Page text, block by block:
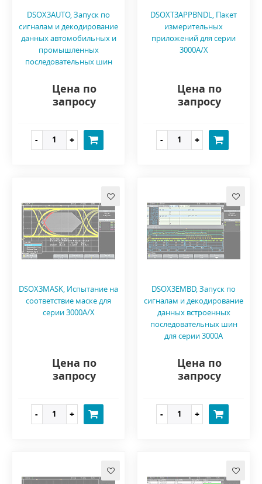
DSOX3AUTO, Запуск по
сигналам и декодирование
данных автомобильных и
промышленных
последовательных шин
Цена по
запросу
DSOXT3APPBNDL, Пакет
измерительных
приложений для серии
3000A/X
Цена по
запросу
DSOX3MASK, Испытание на
соответствие маске для
серии 3000A/X
Цена по
запросу
DSOX3EMBD, Запуск по
сигналам и декодирование
данных встроенных
последовательных шин
для серии 3000A
Цена по
запросу